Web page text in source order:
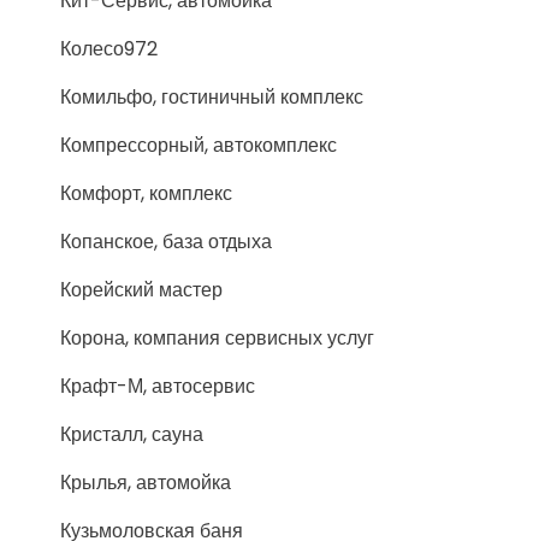
Колесо972
Комильфо, гостиничный комплекс
Компрессорный, автокомплекс
Комфорт, комплекс
Копанское, база отдыха
Корейский мастер
Корона, компания сервисных услуг
Крафт-М, автосервис
Кристалл, сауна
Крылья, автомойка
Кузьмоловская баня